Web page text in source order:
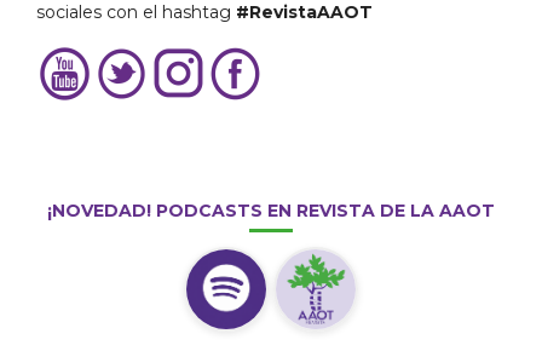
sociales con el hashtag #RevistaAAOT
¡NOVEDAD! PODCASTS EN REVISTA DE LA AAOT